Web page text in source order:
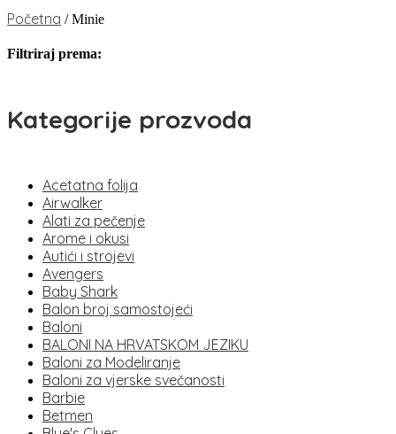
Početna / Minie
Filtriraj prema:
Kategorije prozvoda
Acetatna folija
Airwalker
Alati za pečenje
Arome i okusi
Autići i strojevi
Avengers
Baby Shark
Balon broj samostojeći
Baloni
BALONI NA HRVATSKOM JEZIKU
Baloni za Modeliranje
Baloni za vjerske svečanosti
Barbie
Betmen